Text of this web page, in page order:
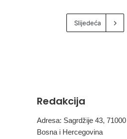
Slijedeća
Redakcija
Adresa: Sagrdžije 43,
Bosna i Hercegovina